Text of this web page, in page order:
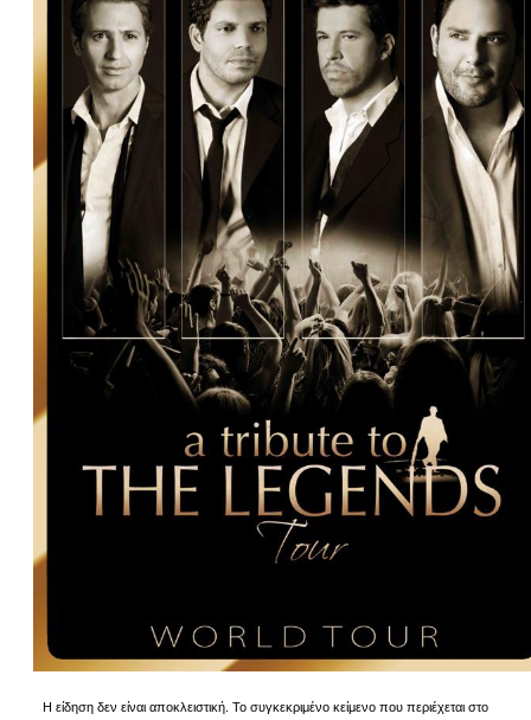
Η είδηση δεν είναι αποκλειστική. Το συγκεκριμένο κείμενο που περιέχεται στο